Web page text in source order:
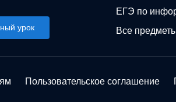
урок
ЕГЭ по
Все
Пользовательское соглашение